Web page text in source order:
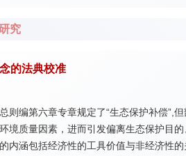
究
的法典校准
总则编第六章专章规定了“生态保护补偿
境质量因素，进而引发偏离生态保护目
内涵包括经济性的工具价值与非经济性